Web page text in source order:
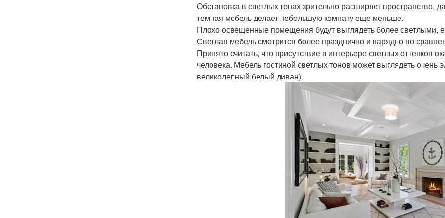
Обстановка в светлых тонах зрительно расширяет пространство,
темная мебель делает небольшую комнату еще меньше.
Плохо освещенные помещения будут выглядеть более светлыми,
Светлая мебель смотрится более празднично и нарядно по
Принято считать, что присутствие в интерьере светлых оттенков
человека. Мебель гостиной светлых тонов может выглядеть
великолепный белый диван).